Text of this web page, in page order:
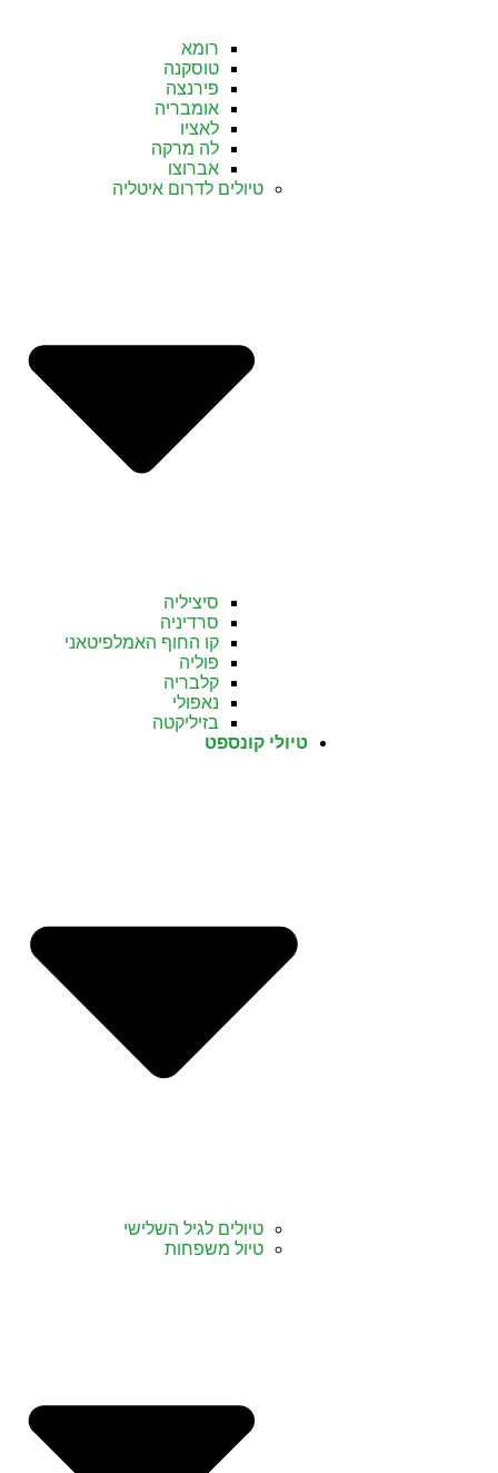
רומא
טוסקנה
פירנצה
אומבריה
לאציו
לה מרקה
אברוצו
טיולים לדרום איטליה
סיציליה
סרדיניה
קו החוף האמלפיטאני
פוליה
קלבריה
נאפולי
בזיליקטה
טיולי קונספט
טיולים לגיל השלישי
טיול משפחות